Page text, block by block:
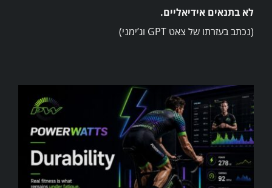
לא בתנאים אידיאליים.
(נכתב בעזרתו של צאט GPT וג’ימני)